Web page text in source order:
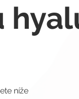
Detaily a podmínky testování naleznete níže